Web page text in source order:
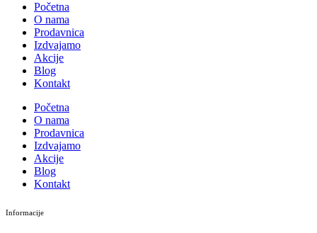
Početna
O nama
Prodavnica
Izdvajamo
Akcije
Blog
Kontakt
Početna
O nama
Prodavnica
Izdvajamo
Akcije
Blog
Kontakt
Informacije